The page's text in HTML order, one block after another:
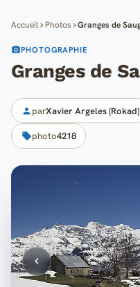
Accueil Photos Granges de
PHOTOGRAPHIE
Granges de
parXavier Argeles (Rokad)
photo4218